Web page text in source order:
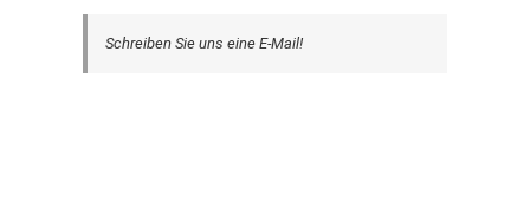
Schreiben Sie uns eine E-Mail!